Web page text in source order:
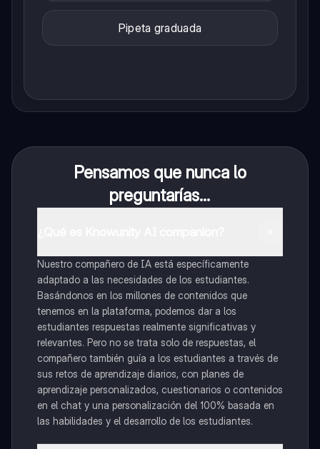
Pipeta graduada
Pensamos que nunca lo
preguntarías...
Nuestro compañero de IA está específicamente
adaptado a las necesidades de los estudiantes.
Basándonos en los millones de contenidos que
tenemos en la plataforma, podemos dar a los
estudiantes respuestas realmente significativas y
relevantes. Pero no se trata solo de respuestas, el
compañero también guía a los estudiantes a través de
sus retos de aprendizaje diarios, con planes de
aprendizaje personalizados, cuestionarios o contenidos
en el chat y una personalización del 100% basada en
las habilidades y el desarrollo de los estudiantes.